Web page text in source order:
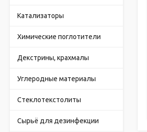
Катализаторы
Химические поглотители
Декстрины, крахмалы
Углеродные материалы
Стеклотекстолиты
Сырьё для дезинфекции